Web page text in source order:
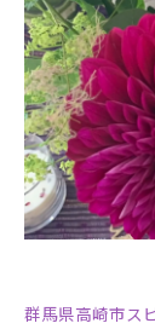
群馬県高崎市ス